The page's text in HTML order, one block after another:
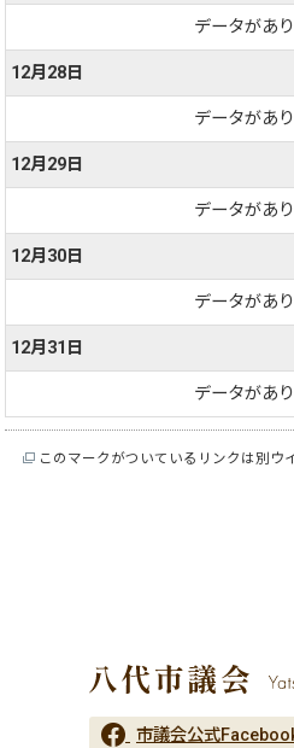
データがあ
12月28日
データがあ
12月29日
データがあ
12月30日
データがあ
12月31日
データがあ
このマークがついているリンクは別ウ
市議会公式